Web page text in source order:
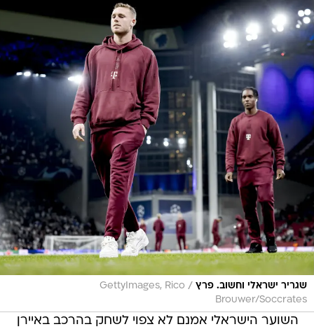
שגריר ישראלי וחשוב. פרץ /
GettyImages, Rico
Brouwer/Soccrates
השוער הישראלי אמנם לא צפוי לשחק בהרכב באיירן